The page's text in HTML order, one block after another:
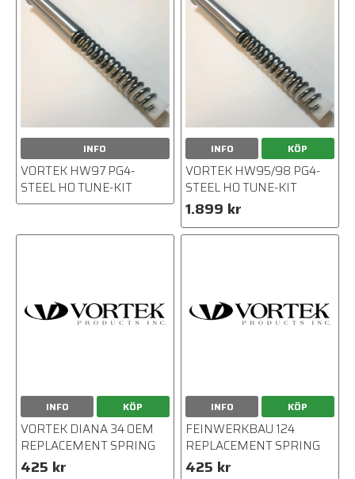
INFO
VORTEK HW97 PG4-
STEEL HO TUNE-KIT
INFO KÖP
VORTEK HW95/98 PG4-
STEEL HO TUNE-KIT
1.899 kr
INFO KÖP
VORTEK DIANA 34 OEM
REPLACEMENT SPRING
425 kr
INFO KÖP
FEINWERKBAU 124
REPLACEMENT SPRING
425 kr